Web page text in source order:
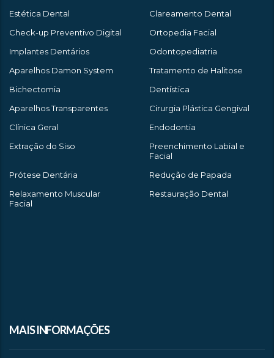
Estética Dental
Clareamento Dental
Check-up Preventivo Digital
Ortopedia Facial
Implantes Dentários
Odontopediatria
Aparelhos Damon System
Tratamento de Halitose
Bichectomia
Dentística
Aparelhos Transparentes
Cirurgia Plástica Gengival
Clínica Geral
Endodontia
Extração do Siso
Preenchimento Labial e
Facial
Prótese Dentária
Redução de Papada
Relaxamento Muscular
Facial
Restauração Dental
MAIS INFORMAÇÕES